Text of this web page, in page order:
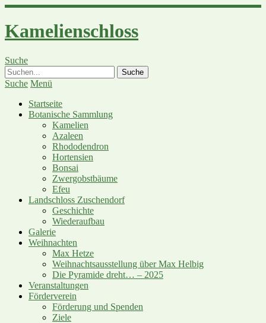
Kamelienschloss
Suche
Suche Menü
Startseite
Botanische Sammlung
Kamelien
Azaleen
Rhododendron
Hortensien
Bonsai
Zwergobstbäume
Efeu
Landschloss Zuschendorf
Geschichte
Wiederaufbau
Galerie
Weihnachten
Max Hetze
Weihnachtsausstellung über Max Helbig
Die Pyramide dreht… – 2025
Veranstaltungen
Förderverein
Förderung und Spenden
Ziele